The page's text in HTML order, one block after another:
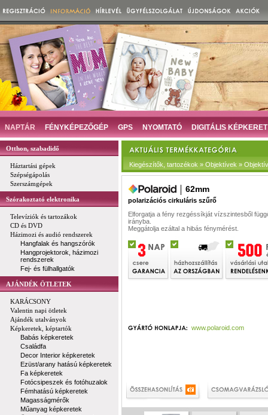
NAPTÁR FÉNYKÉPEZŐGÉP GPS NYOMTATÓ DIGITÁLIS KÉPKERET
Otthon, szabadidő
Háztartási gépek
Szépségápolás
Szerszámgépek
Szórakoztató elektronika
Televíziók és tartozákok
CD és DVD
Házimozi és audió rendszerek
Hangfalak és hangszórók
Hangprojektorok, házimozi
rendszerek
Fej- és fülhallgatók
AJÁNDÉK ÖTLETEK
KARÁCSONY
Valentin napi ötletek
Ajándék utalványok
Képkeretek, képtartók
Babás képkeretek
Családfa
Decor Interior képkeretek
Ezüst/arany hatású képkeretek
Fa képkeretek
Fotócsipeszek és fotóhuzalok
Fémhatású képkeretek
Magasságmérők
Műanyag képkeretek
Kiegészítők, tartozékok » Objektívek »
62mm
polarizációs cirkuláris szűrő
Elforgatja a fény rezgéssíkját vízszintesből
irányba.
Meggátolja ezáltal a hibás fénymérést.
www.polaroid.com